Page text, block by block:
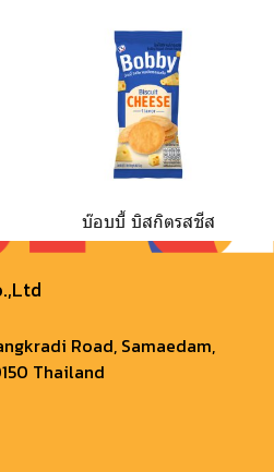
บ๊อบบี้ บิสกิตรสชีส
Road, Samaedam,
Thailand